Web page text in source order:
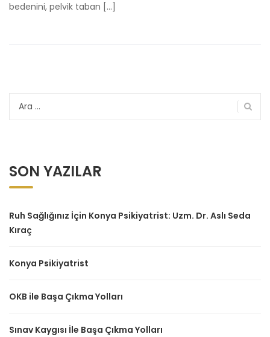
bedenini, pelvik taban […]
SON YAZILAR
Ruh Sağlığınız İçin Konya Psikiyatrist: Uzm. Dr. Aslı Seda
Kıraç
Konya Psikiyatrist
OKB ile Başa Çıkma Yolları
Sınav Kaygısı İle Başa Çıkma Yolları